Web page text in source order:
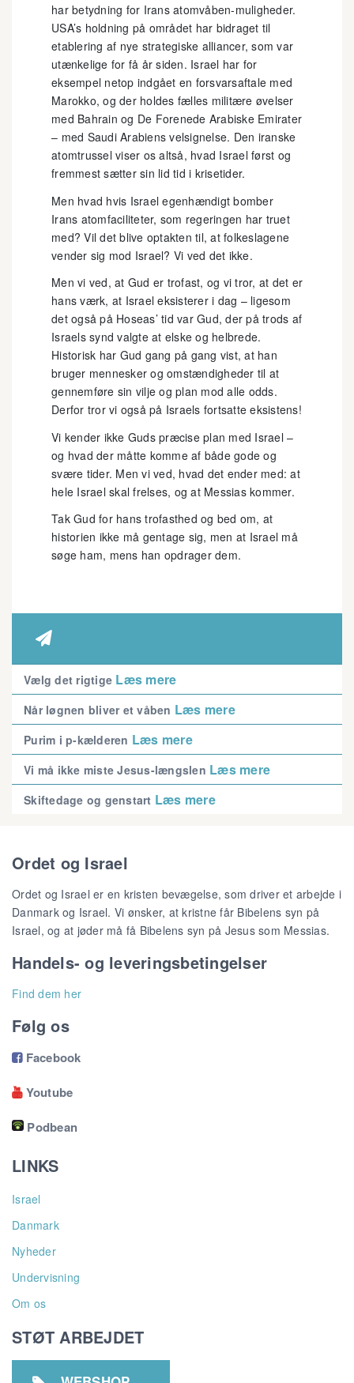
har betydning for Irans atomvåben-muligheder.
USA’s holdning på området har bidraget til
etablering af nye strategiske alliancer, som var
utænkelige for få år siden. Israel har for
eksempel netop indgået en forsvarsaftale med
Marokko, og der holdes fælles militære øvelser
med Bahrain og De Forenede Arabiske Emirater
– med Saudi Arabiens velsignelse. Den iranske
atomtrussel viser os altså, hvad Israel først og
fremmest sætter sin lid tid i krisetider.
Men hvad hvis Israel egenhændigt bomber
Irans atomfaciliteter, som regeringen har truet
med? Vil det blive optakten til, at folkeslagene
vender sig mod Israel? Vi ved det ikke.
Men vi ved, at Gud er trofast, og vi tror, at det er
hans værk, at Israel eksisterer i dag – ligesom
det også på Hoseas’ tid var Gud, der på trods af
Israels synd valgte at elske og helbrede.
Historisk har Gud gang på gang vist, at han
bruger mennesker og omstændigheder til at
gennemføre sin vilje og plan mod alle odds.
Derfor tror vi også på Israels fortsatte eksistens!
Vi kender ikke Guds præcise plan med Israel –
og hvad der måtte komme af både gode og
svære tider. Men vi ved, hvad det ender med: at
hele Israel skal frelses, og at Messias kommer.
Tak Gud for hans trofasthed og bed om, at
historien ikke må gentage sig, men at Israel må
søge ham, mens han opdrager dem.

Vælg det rigtige Læs mere
Når løgnen bliver et våben Læs mere
Purim i p-kælderen Læs mere
Vi må ikke miste Jesus-længslen Læs mere
Skiftedage og genstart Læs mere
Ordet og Israel
Ordet og Israel er en kristen bevægelse, som driver et arbejde i
Danmark og Israel. Vi ønsker, at kristne får Bibelens syn på
Israel, og at jøder må få Bibelens syn på Jesus som Messias.
Handels- og leveringsbetingelser
Find dem her
Følg os
Facebook
Youtube
Podbean
LINKS
Israel
Danmark
Nyheder
Undervisning
Om os
STØT ARBEJDET